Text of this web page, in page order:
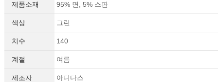
제품소재 95% 면, 5% 스판
색상 그린
치수 140
계절 여름
제조자 아디다스